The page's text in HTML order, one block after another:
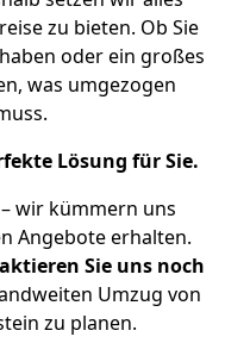
zu bieten. Ob Sie
oder ein großes
was umgezogen
Lösung für Sie.
wir kümmern uns
Angebote erhalten.
Sie uns noch
Umzug von
zu planen.